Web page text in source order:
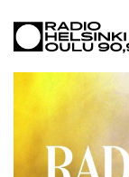
ON-